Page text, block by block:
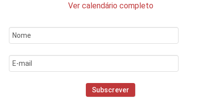
Ver calendário completo